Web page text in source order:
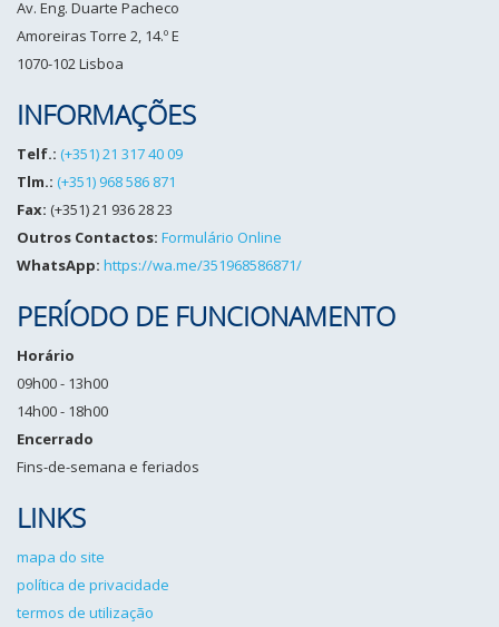
Av. Eng. Duarte Pacheco
Amoreiras Torre 2, 14.º E
1070-102 Lisboa
INFORMAÇÕES
Telf.: (+351) 21 317 40 09
Tlm.: (+351) 968 586 871
Fax: (+351) 21 936 28 23
Outros Contactos: Formulário Online
WhatsApp: https://wa.me/351968586871/
PERÍODO DE FUNCIONAMENTO
Horário
09h00 - 13h00
14h00 - 18h00
Encerrado
Fins-de-semana e feriados
LINKS
mapa do site
política de privacidade
termos de utilização